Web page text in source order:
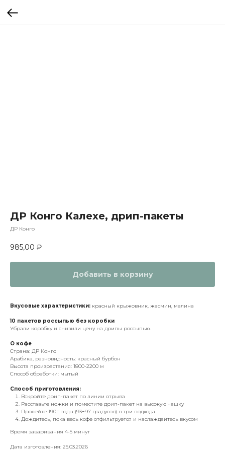
ДР Конго Калехе, дрип-пакеты
ДР Конго
985,00 ₽
Добавить в корзину
Вкусовые характеристики: красный крыжовник, жасмин, малина
10 пакетов россыпью без коробки
Убрали коробку и снизили цену на дрипы россыпью.
О кофе
Страна: ДР Конго
Арабика, разновидность: красный бурбон
Высота произрастания: 1800-2200 м
Способ обработки: мытый
Способ приготовления:
Вскройте дрип-пакет по линии отрыва
Расставьте ножки и поместите дрип-пакет на высокую чашку
Пролейте 190г воды (93−97 градусов) в три подхода.
Дождитесь, пока весь кофе отфильтруется и наслаждайтесь вкусом
Время заваривания 4-5 минут
Дата изготовления: 25.03.2026